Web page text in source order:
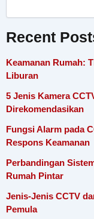
Recent
Keamanan Rumah:
Liburan
5 Jenis Kamera
Direkomendasikan
Fungsi Alarm pada
Respons Keamanan
Perbandingan
Rumah Pintar
Jenis-Jenis CCTV
Pemula